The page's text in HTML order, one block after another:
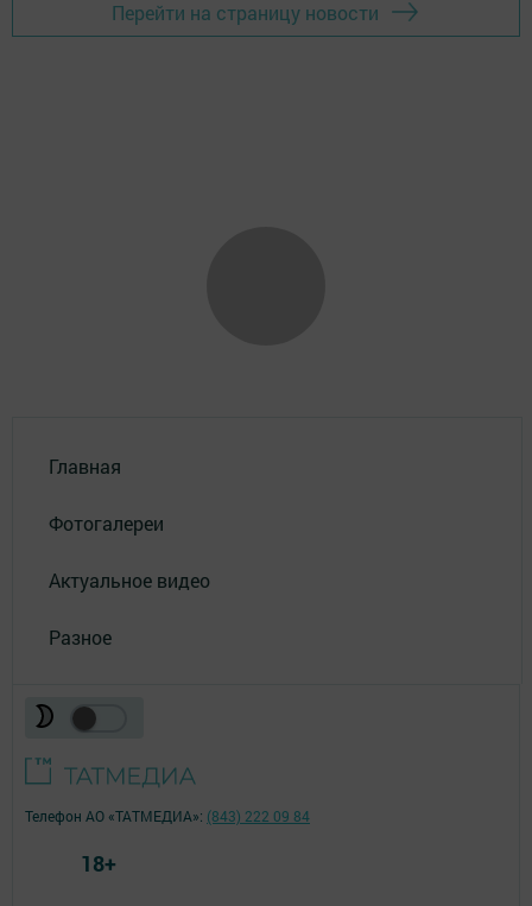
Перейти на страницу новости
Главная
Фотогалереи
Актуальное видео
Разное
Телефон АО «ТАТМЕДИА»: (843) 222 09 84
18+